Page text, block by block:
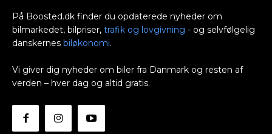
På Boosted.dk finder du opdaterede nyheder om
bilmarkedet, bilpriser, trafik og lovgivning - og selvfølgelig
danskernes biløkonomi.
Vi giver dig nyheder om biler fra Danmark og resten af
verden – hver dag og altid gratis.